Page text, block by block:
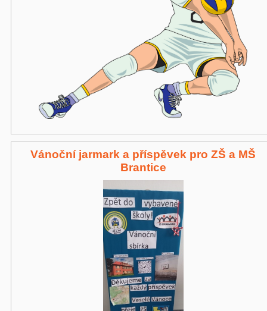
Vánoční jarmark a příspěvek pro ZŠ a MŠ
Brantice